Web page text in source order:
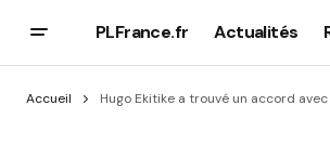
PLFrance.fr Actualités
Accueil Hugo Ekitike a trouvé un accord